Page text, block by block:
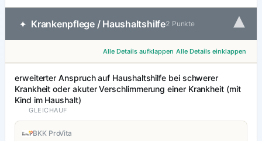
✦ Krankenpflege / Haushaltshilfe2 Punkte ▾
Alle Details aufklappen Alle Details einklappen
erweiterter Anspruch auf Haushaltshilfe bei schwerer
Krankheit oder akuter Verschlimmerung einer Krankheit (mit
Kind im Haushalt)
GLEICHAUF
BKK ProVita